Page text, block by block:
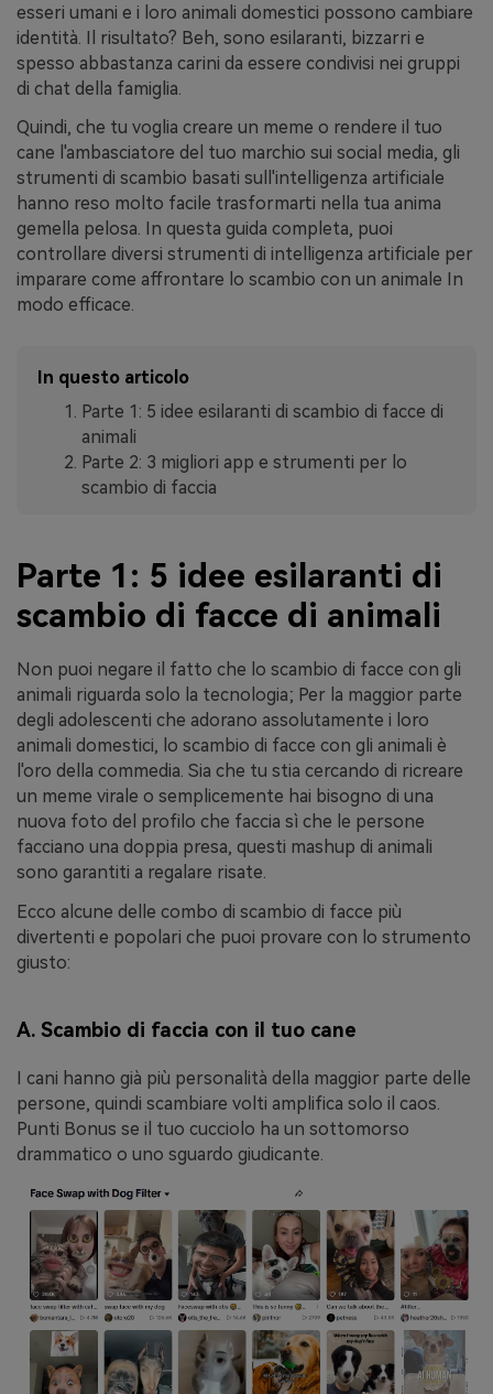
esseri umani e i loro animali domestici possono cambiare
identità. Il risultato? Beh, sono esilaranti, bizzarri e
spesso abbastanza carini da essere condivisi nei gruppi
di chat della famiglia.
Quindi, che tu voglia creare un meme o rendere il tuo
cane l'ambasciatore del tuo marchio sui social media, gli
strumenti di scambio basati sull'intelligenza artificiale
hanno reso molto facile trasformarti nella tua anima
gemella pelosa. In questa guida completa, puoi
controllare diversi strumenti di intelligenza artificiale per
imparare come affrontare lo scambio con un animale In
modo efficace.
In questo articolo
Parte 1: 5 idee esilaranti di scambio di facce di
animali
Parte 2: 3 migliori app e strumenti per lo
scambio di faccia
Parte 1: 5 idee esilaranti di
scambio di facce di animali
Non puoi negare il fatto che lo scambio di facce con gli
animali riguarda solo la tecnologia; Per la maggior parte
degli adolescenti che adorano assolutamente i loro
animali domestici, lo scambio di facce con gli animali è
l'oro della commedia. Sia che tu stia cercando di ricreare
un meme virale o semplicemente hai bisogno di una
nuova foto del profilo che faccia sì che le persone
facciano una doppia presa, questi mashup di animali
sono garantiti a regalare risate.
Ecco alcune delle combo di scambio di facce più
divertenti e popolari che puoi provare con lo strumento
giusto:
A. Scambio di faccia con il tuo cane
I cani hanno già più personalità della maggior parte delle
persone, quindi scambiare volti amplifica solo il caos.
Punti Bonus se il tuo cucciolo ha un sottomorso
drammatico o uno sguardo giudicante.